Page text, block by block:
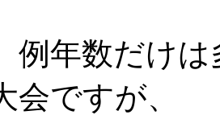
例年数だけ
会ですが、